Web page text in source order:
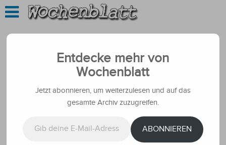
Entdecke mehr von
Wochenblatt
Jetzt abonnieren, um weiterzulesen und auf das
gesamte Archiv zuzugreifen.
ABONNIEREN